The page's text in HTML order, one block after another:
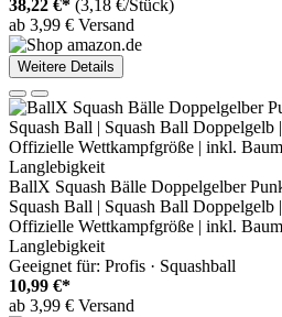
38,22 €* (3,18 €/Stück)
ab 3,99 € Versand
Weitere Details
BallX Squash Bälle Doppelgelber
Squash Ball | Squash Ball Doppelgelb
Offizielle Wettkampfgröße | inkl.
Langlebigkeit
Geeignet für: Profis · Squashball
10,99 €*
ab 3,99 € Versand